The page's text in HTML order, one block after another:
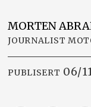
MORTEN
JOURNALIST
PUBLISERT 06/